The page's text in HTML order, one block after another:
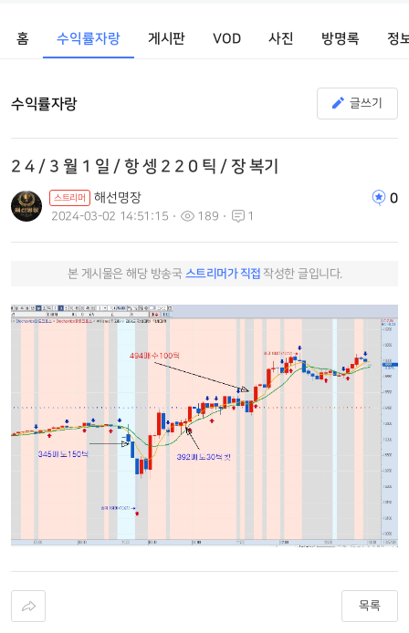
홈 수익률자랑 게시판 VOD 사진 방명록 정
수익률자랑 글쓰기
2 4 / 3 월 1 일 / 항 셍 2 2 0 틱 / 장 복기
스트리머 해선명장 0
2024-03-02 14:51:15 189 1
본 게시물은 해당 방송국 스트리머가 직접 작성한 글입니다.
목록